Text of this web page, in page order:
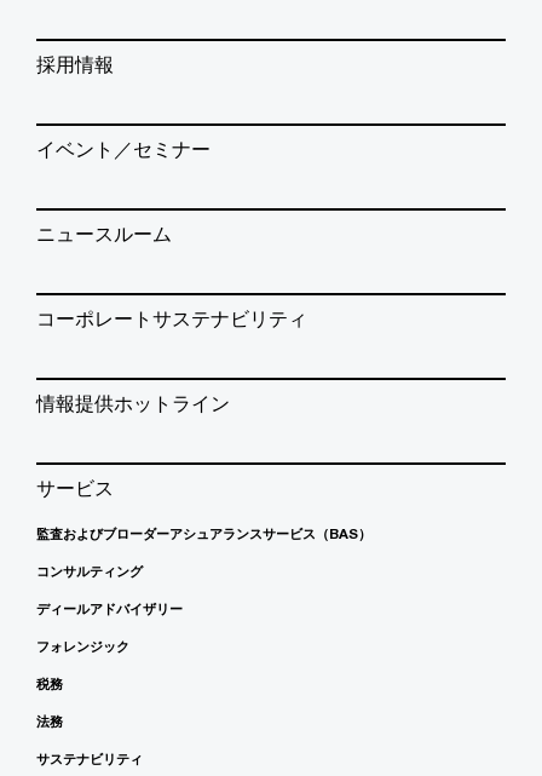
採用情報
イベント／セミナー
ニュースルーム
コーポレートサステナビリティ
情報提供ホットライン
サービス
監査およびブローダーアシュアランスサービス（BAS）
コンサルティング
ディールアドバイザリー
フォレンジック
税務
法務
サステナビリティ